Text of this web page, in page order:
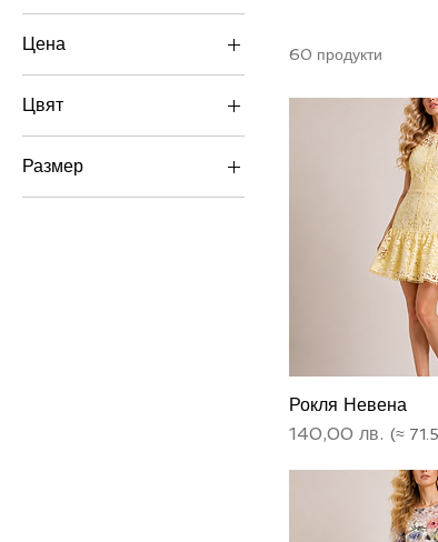
Цена
45 лв. 240 лв.
Цвят
Размер
внасяме
60 продукти
Рокля Невена
Цена
140,00 лв.